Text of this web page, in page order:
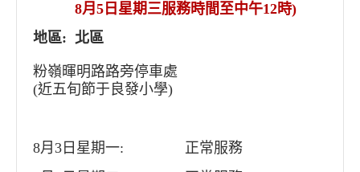
8月5日星期三服務時間至中午12時)
地區: 北區
粉嶺暉明路路旁停車處
(近五旬節于良發小學)
8月3日星期一:
正常服務